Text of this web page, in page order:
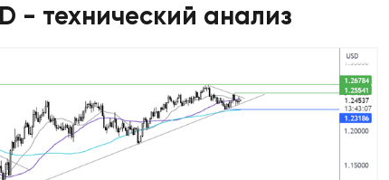
- технический анализ